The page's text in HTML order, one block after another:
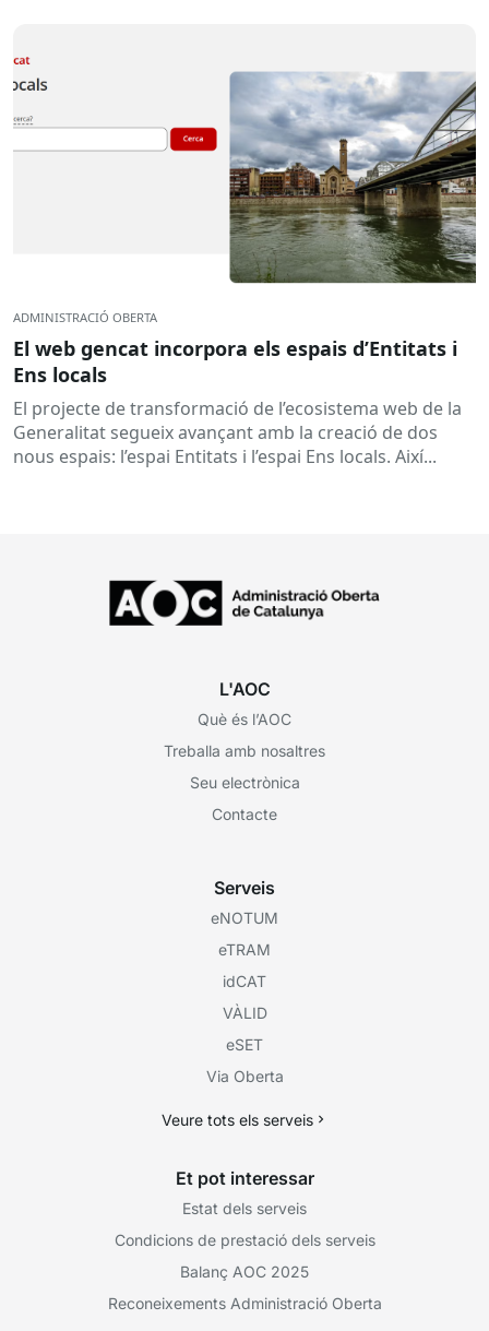
ADMINISTRACIÓ OBERTA
El web gencat incorpora els espais d’Entitats i
Ens locals
El projecte de transformació de l’ecosistema web de la
Generalitat segueix avançant amb la creació de dos
nous espais: l’espai Entitats i l’espai Ens locals. Així...
L'AOC
Què és l’AOC
Treballa amb nosaltres
Seu electrònica
Contacte
Serveis
eNOTUM
eTRAM
idCAT
VÀLID
eSET
Via Oberta
Veure tots els serveis
Et pot interessar
Estat dels serveis
Condicions de prestació dels serveis
Balanç AOC 2025
Reconeixements Administració Oberta